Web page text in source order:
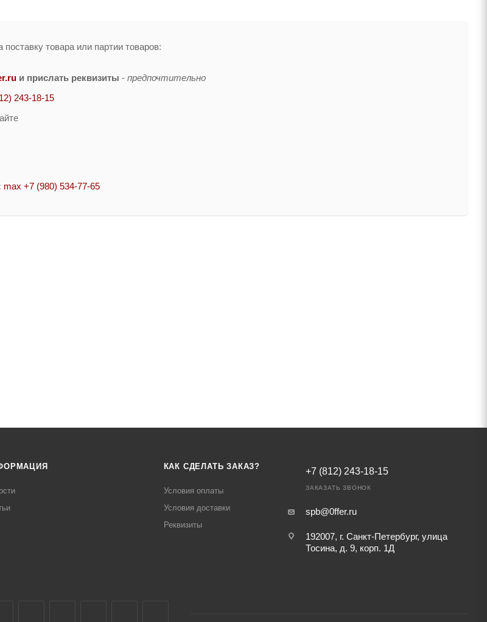
товара или партии товаров:
и прислать реквизиты - предпочтительно
243-18-15
max +7 (980) 534-77-65
КАК СДЕЛАТЬ ЗАКАЗ?
Условия оплаты
Условия доставки
Реквизиты
+7 (812) 243-18-15
ЗАКАЗАТЬ ЗВОНОК
spb@0ffer.ru
192007, г. Санкт-Петербург, улица
Тосина, д. 9, корп. 1Д